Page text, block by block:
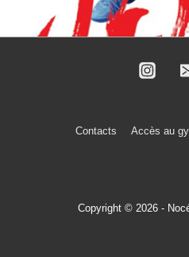
Menu
de
Contacts Accès au
Copyright © 2026 -